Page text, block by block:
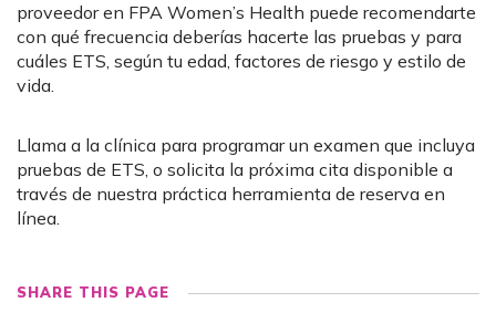
SHARE THIS PAGE
proveedor en FPA Women’s Health puede recomendarte
con qué frecuencia deberías hacerte las pruebas y para
cuáles ETS, según tu edad, factores de riesgo y estilo de
vida.
Llama a la clínica para programar un examen que incluya
pruebas de ETS, o solicita la próxima cita disponible a
través de nuestra práctica herramienta de reserva en
línea.